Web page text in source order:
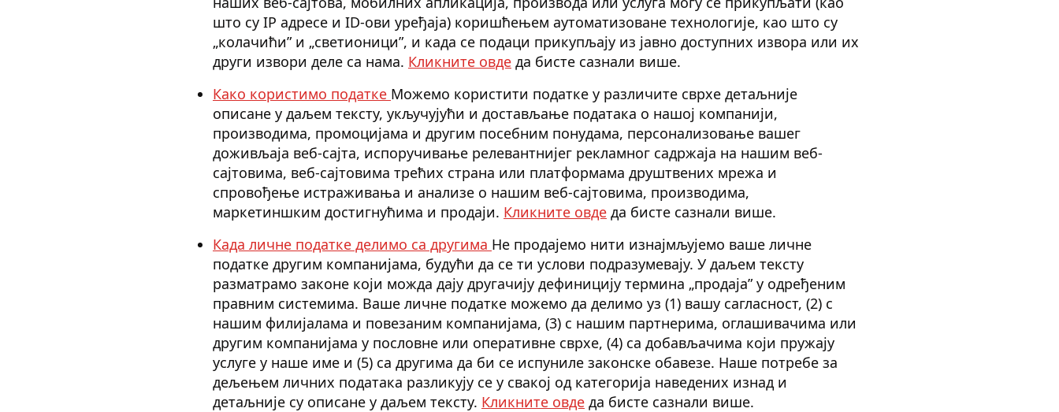
што су IP адресе и ID-ови уређаја) коришћењем аутоматизоване технологије, као што су
„колачићи” и „светионици”, и када се подаци прикупљају из јавно доступних извора или их
други извори деле са нама. Кликните овде да бисте сазнали више.
Како користимо податке Можемо користити податке у различите сврхе детаљније
описане у даљем тексту, укључујући и достављање података о нашој компанији,
производима, промоцијама и другим посебним понудама, персонализовање вашег
доживљаја веб-сајта, испоручивање релевантнијег рекламног садржаја на нашим веб-
сајтовима, веб-сајтовима трећих страна или платформама друштвених мрежа и
спровођење истраживања и анализе о нашим веб-сајтовима, производима,
маркетиншким достигнућима и продаји. Кликните овде да бисте сазнали више.
Када личне податке делимо са другима Не продајемо нити изнајмљујемо ваше личне
податке другим компанијама, будући да се ти услови подразумевају. У даљем тексту
разматрамо законе који можда дају другачију дефиницију термина „продаја” у одређеним
правним системима. Ваше личне податке можемо да делимо уз (1) вашу сагласност, (2) с
нашим филијалама и повезаним компанијама, (3) с нашим партнерима, оглашивачима или
другим компанијама у пословне или оперативне сврхе, (4) са добављачима који пружају
услуге у наше име и (5) са другима да би се испуниле законске обавезе. Наше потребе за
дељењем личних података разликују се у свакој од категорија наведених изнад и
детаљније су описане у даљем тексту. Кликните овде да бисте сазнали више.